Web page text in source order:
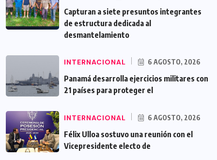
Capturan a siete presuntos integrantes
de estructura dedicada al
desmantelamiento
INTERNACIONAL 6 AGOSTO, 2026
Panamá desarrolla ejercicios militares con
21 países para proteger el
INTERNACIONAL 6 AGOSTO, 2026
Félix Ulloa sostuvo una reunión con el
Vicepresidente electo de